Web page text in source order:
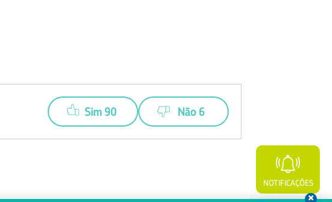
Sim 90 Não 6
NOTIFICAÇÕES